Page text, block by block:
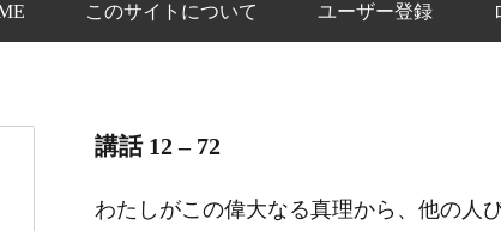
このサイトについて ユーザー登録
講話 12 – 72
わたしがこの偉大なる真理から、他の人